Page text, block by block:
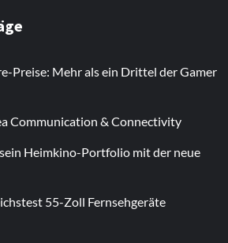
Preise: Mehr als ein Drittel der Gamer
Communication & Connectivity
Heimkino-Portfolio mit der neue
55-Zoll Fernsehgeräte